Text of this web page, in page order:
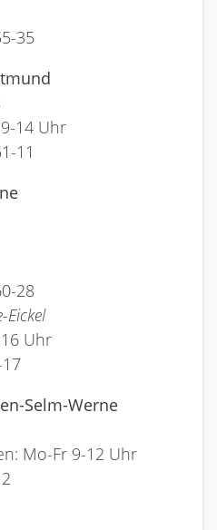
35
14 Uhr
11
28
Eickel
Uhr
Selm-Werne
Mo-Fr 9-12 Uhr